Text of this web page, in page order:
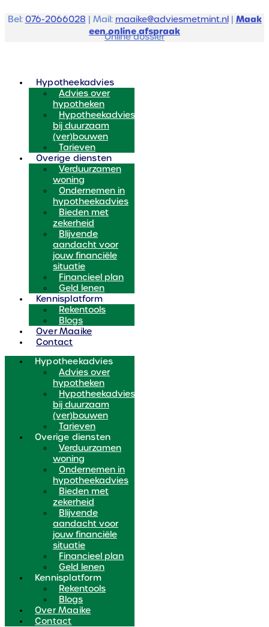
Bel: 076-2066028 | Mail: maaike@adviesmetmint.nl| Maak
een online afspraak
Online dossier
Hypotheekadvies
Advies over
hypotheken
Hypotheekadvies
bij duurzaam
(ver)bouwen
Tarieven
Overige diensten
Verduurzamen
woning
Ondernemen in
hypotheekadvies
Bieden met
zekerheid
Blijvende
aandacht voor
jouw financiële
situatie
Financieel plan
Geld lenen
Kennisplatform
Rekentools
Blogs
Over Maaike
Contact
Hypotheekadvies
Advies over
hypotheken
Hypotheekadvies
bij duurzaam
(ver)bouwen
Tarieven
Overige diensten
Verduurzamen
woning
Ondernemen in
hypotheekadvies
Bieden met
zekerheid
Blijvende
aandacht voor
jouw financiële
situatie
Financieel plan
Geld lenen
Kennisplatform
Rekentools
Blogs
Over Maaike
Contact